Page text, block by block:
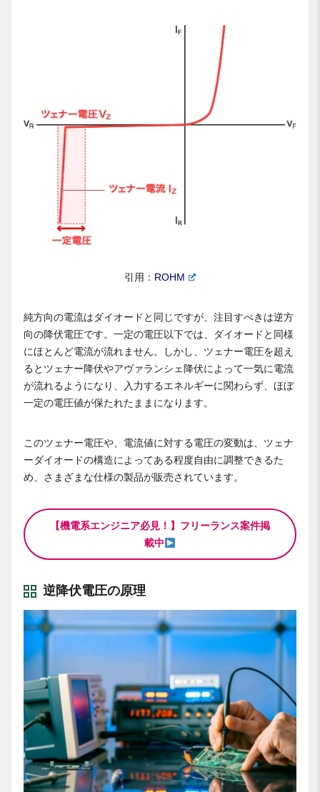
引用： ROHM
純方向の電流はダイオードと同じですが、注目すべきは逆方
向の降伏電圧です。一定の電圧以下では、ダイオードと同様
にほとんど電流が流れません。しかし、ツェナー電圧を超え
るとツェナー降伏やアヴァランシェ降伏によって一気に電流
が流れるようになり、入力するエネルギーに関わらず、ほぼ
一定の電圧値が保たれたままになります。
このツェナー電圧や、電流値に対する電圧の変動は、ツェナ
ーダイオードの構造によってある程度自由に調整できるた
め、さまざまな仕様の製品が販売されています。
【機電系エンジニア必見！】フリーランス案件掲
載中
逆降伏電圧の原理